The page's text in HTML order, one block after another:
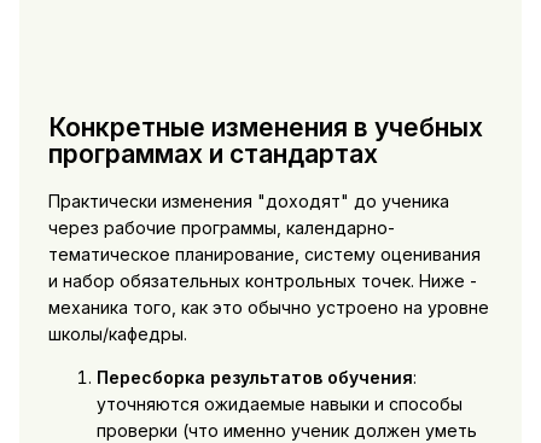
Конкретные изменения в учебных
программах и стандартах
Практически изменения "доходят" до ученика
через рабочие программы, календарно-
тематическое планирование, систему оценивания
и набор обязательных контрольных точек. Ниже -
механика того, как это обычно устроено на уровне
школы/кафедры.
Пересборка результатов обучения:
уточняются ожидаемые навыки и способы
проверки (что именно ученик должен уметь